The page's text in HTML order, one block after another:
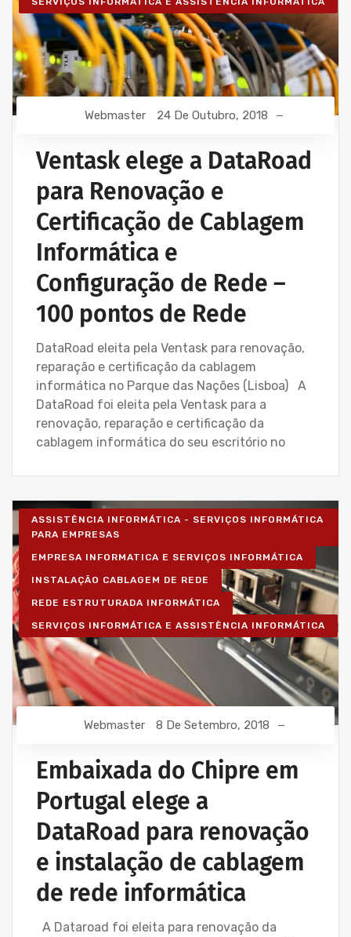
Webmaster 24 De Outubro, 2018
Ventask elege a DataRoad
para Renovação e
Certificação de Cablagem
Informática e
Configuração de Rede –
100 pontos de Rede
DataRoad eleita pela Ventask para renovação,
reparação e certificação da cablagem
informática no Parque das Nações (Lisboa) A
DataRoad foi eleita pela Ventask para a
renovação, reparação e certificação da
cablagem informática do seu escritório no
ASSISTÊNCIA INFORMÁTICA - SERVIÇOS INFORMÁTICA
PARA EMPRESAS
EMPRESA INFORMATICA E SERVIÇOS INFORMÁTICA
INSTALAÇÃO CABLAGEM DE REDE
REDE ESTRUTURADA INFORMÁTICA
SERVIÇOS INFORMÁTICA E ASSISTÊNCIA INFORMÁTICA
Webmaster 8 De Setembro, 2018
Embaixada do Chipre em
Portugal elege a
DataRoad para renovação
e instalação de cablagem
de rede informática
A Dataroad foi eleita para renovação da